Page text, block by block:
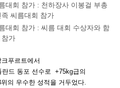
푸르트에서
드 동포 선수로 +75kg급의
의 우수한 성적을 거두었다.